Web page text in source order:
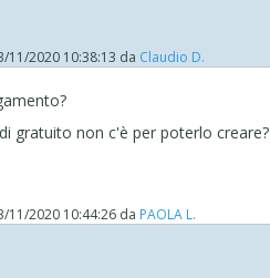
11/2020 10:38:13 da Claudio D.
gratuito non c'è per poterlo creare?
11/2020 10:44:26 da PAOLA L.